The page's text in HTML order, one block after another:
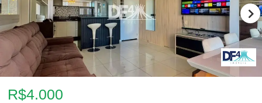
R$4.000